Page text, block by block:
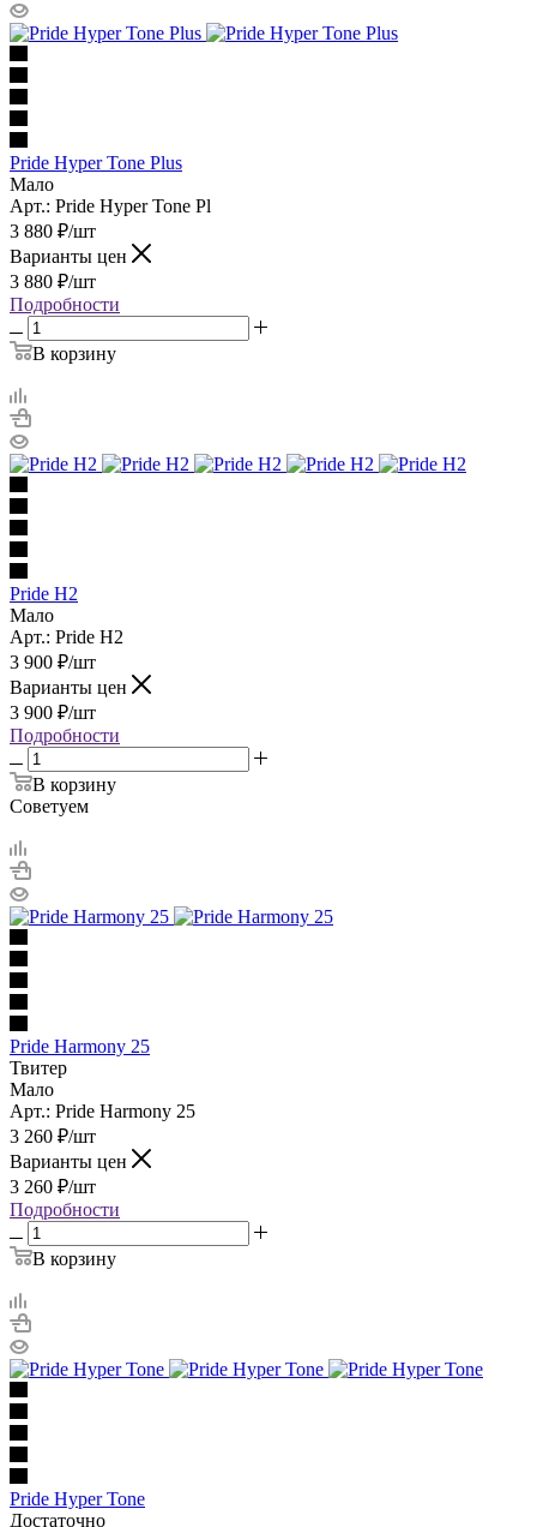
Pride Hyper Tone Plus
Мало
Арт.: Pride Hyper Tone Pl
3 880 ₽/шт
Варианты цен
3 880 ₽/шт
Подробности
В корзину
Pride H2
Мало
Арт.: Pride H2
3 900 ₽/шт
Варианты цен
3 900 ₽/шт
Подробности
В корзину
Советуем
Pride Harmony 25
Твитер
Мало
Арт.: Pride Harmony 25
3 260 ₽/шт
Варианты цен
3 260 ₽/шт
Подробности
В корзину
Pride Hyper Tone
Достаточно